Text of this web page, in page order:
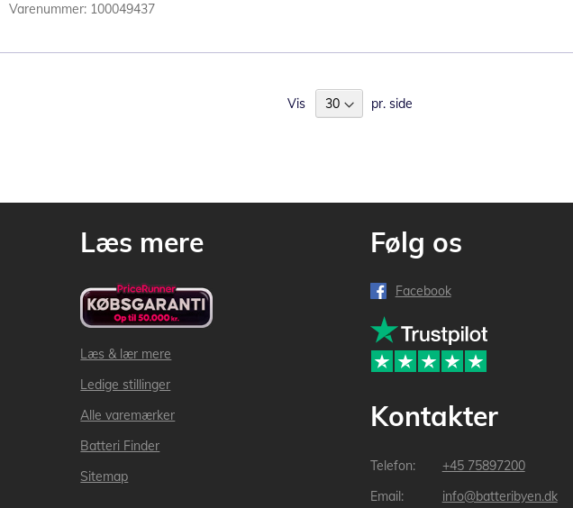
Varenummer: 100049437
Vis pr. side
Læs mere
Læs & lær mere
Ledige stillinger
Alle varemærker
Batteri Finder
Sitemap
Følg os
Facebook
Kontakter
+45 75897200
info@batteribyen.dk